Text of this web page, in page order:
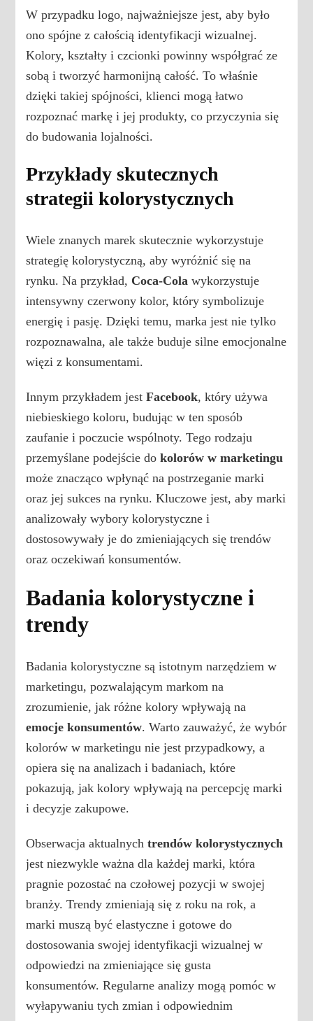
W przypadku logo, najważniejsze jest, aby było
ono spójne z całością identyfikacji wizualnej.
Kolory, kształty i czcionki powinny współgrać ze
sobą i tworzyć harmonijną całość. To właśnie
dzięki takiej spójności, klienci mogą łatwo
rozpoznać markę i jej produkty, co przyczynia się
do budowania lojalności.
Przykłady skutecznych
strategii kolorystycznych
Wiele znanych marek skutecznie wykorzystuje
strategię kolorystyczną, aby wyróżnić się na
rynku. Na przykład, Coca-Cola wykorzystuje
intensywny czerwony kolor, który symbolizuje
energię i pasję. Dzięki temu, marka jest nie tylko
rozpoznawalna, ale także buduje silne emocjonalne
więzi z konsumentami.
Innym przykładem jestFacebook, który używa
niebieskiego koloru, budując w ten sposób
zaufanie i poczucie wspólnoty. Tego rodzaju
przemyślane podejście dokolorów w marketingu
może znacząco wpłynąć na postrzeganie marki
oraz jej sukces na rynku. Kluczowe jest, aby marki
analizowały wybory kolorystyczne i
dostosowywały je do zmieniających się trendów
oraz oczekiwań konsumentów.
Badania kolorystyczne i
trendy
Badania kolorystyczne są istotnym narzędziem w
marketingu, pozwalającym markom na
zrozumienie, jak różne kolory wpływają na
emocje konsumentów. Warto zauważyć, że wybór
kolorów w marketingu nie jest przypadkowy, a
opiera się na analizach i badaniach, które
pokazują, jak kolory wpływają na percepcję marki
i decyzje zakupowe.
Obserwacja aktualnychtrendów kolorystycznych
jest niezwykle ważna dla każdej marki, która
pragnie pozostać na czołowej pozycji w swojej
branży. Trendy zmieniają się z roku na rok, a
marki muszą być elastyczne i gotowe do
dostosowania swojej identyfikacji wizualnej w
odpowiedzi na zmieniające się gusta
konsumentów. Regularne analizy mogą pomóc w
wyłapywaniu tych zmian i odpowiednim